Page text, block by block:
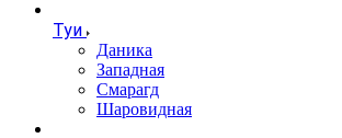
Туи
Даника
Западная
Смарагд
Шаровидная